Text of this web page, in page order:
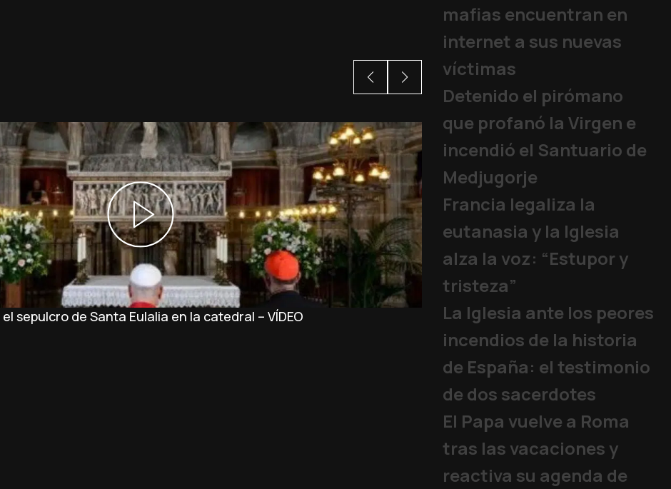
sepulcro de Santa Eulalia en la catedral – VÍDEO 15 años sin un
Iglesia Familia y Vida
mafias encuentran en
internet a sus nuevas
víctimas
Detenido el pirómano
que profanó la Virgen e
incendió el Santuario de
Medjugorje
Francia legaliza la
eutanasia y la Iglesia
alza la voz: “Estupor y
tristeza”
La Iglesia ante los peores
incendios de la historia
de España: el testimonio
de dos sacerdotes
El Papa vuelve a Roma
tras las vacaciones y
reactiva su agenda de